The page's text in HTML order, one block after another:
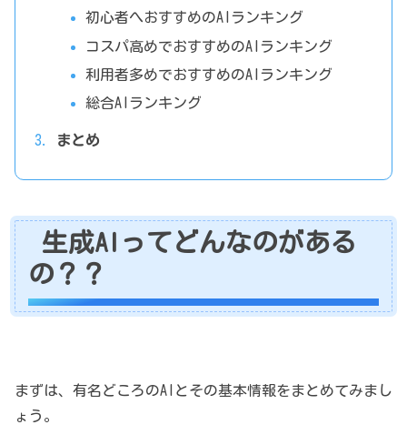
初心者へおすすめのAIランキング
コスパ高めでおすすめのAIランキング
利用者多めでおすすめのAIランキング
総合AIランキング
まとめ
生成AIってどんなのがある
の？？
まずは、有名どころのAIとその基本情報をまとめてみまし
ょう。